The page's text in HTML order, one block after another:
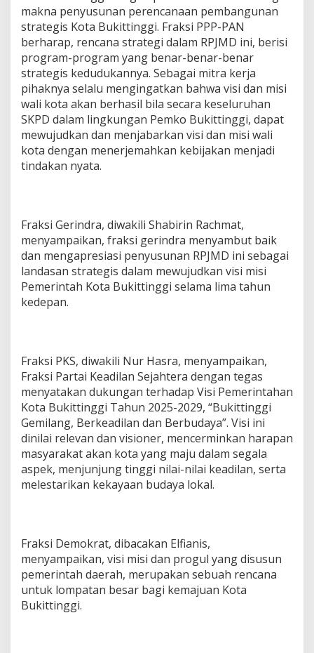
makna penyusunan perencanaan pembangunan
strategis Kota Bukittinggi. Fraksi PPP-PAN
berharap, rencana strategi dalam RPJMD ini, berisi
program-program yang benar-benar-benar
strategis kedudukannya. Sebagai mitra kerja
pihaknya selalu mengingatkan bahwa visi dan misi
wali kota akan berhasil bila secara keseluruhan
SKPD dalam lingkungan Pemko Bukittinggi, dapat
mewujudkan dan menjabarkan visi dan misi wali
kota dengan menerjemahkan kebijakan menjadi
tindakan nyata.
Fraksi Gerindra, diwakili Shabirin Rachmat,
menyampaikan, fraksi gerindra menyambut baik
dan mengapresiasi penyusunan RPJMD ini sebagai
landasan strategis dalam mewujudkan visi misi
Pemerintah Kota Bukittinggi selama lima tahun
kedepan.
Fraksi PKS, diwakili Nur Hasra, menyampaikan,
Fraksi Partai Keadilan Sejahtera dengan tegas
menyatakan dukungan terhadap Visi Pemerintahan
Kota Bukittinggi Tahun 2025-2029, “Bukittinggi
Gemilang, Berkeadilan dan Berbudaya”. Visi ini
dinilai relevan dan visioner, mencerminkan harapan
masyarakat akan kota yang maju dalam segala
aspek, menjunjung tinggi nilai-nilai keadilan, serta
melestarikan kekayaan budaya lokal.
Fraksi Demokrat, dibacakan Elfianis,
menyampaikan, visi misi dan progul yang disusun
pemerintah daerah, merupakan sebuah rencana
untuk lompatan besar bagi kemajuan Kota
Bukittinggi.